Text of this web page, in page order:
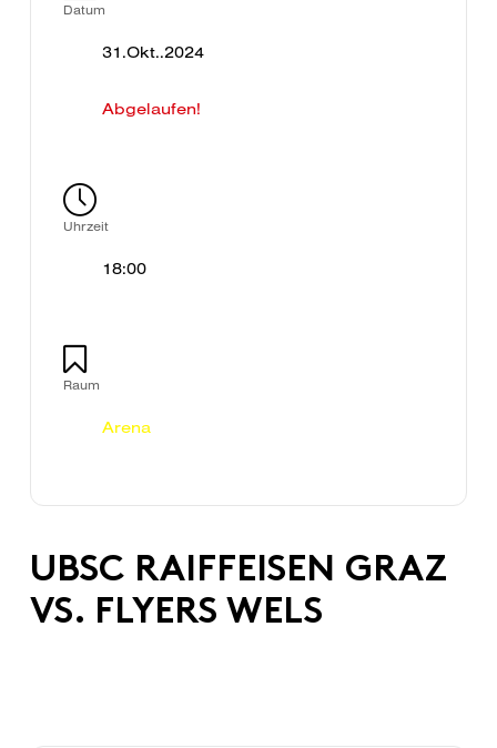
Datum
31.Okt..2024
Abgelaufen!
Uhrzeit
18:00
Raum
Arena
UBSC RAIFFEISEN GRAZ
VS. FLYERS WELS